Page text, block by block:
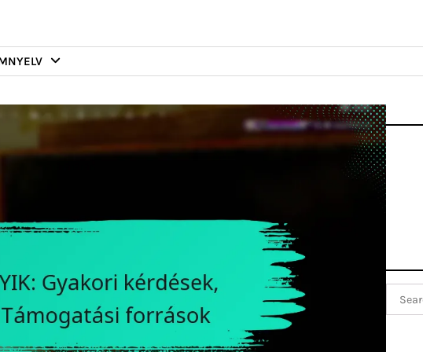
NYELV
for: